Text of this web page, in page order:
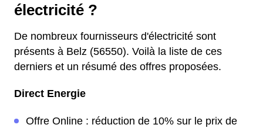
électricité ?
De nombreux fournisseurs d'électricité sont
présents à Belz (56550). Voilà la liste de ces
derniers et un résumé des offres proposées.
Direct Energie
Offre Online : réduction de 10% sur le prix de